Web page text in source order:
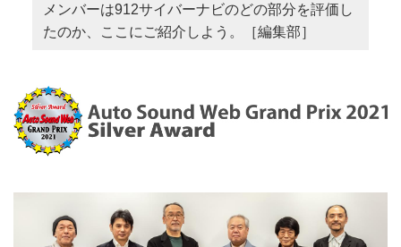
メンバーは912サイバーナビのどの部分を評価し
たのか、ここにご紹介しよう。［編集部］